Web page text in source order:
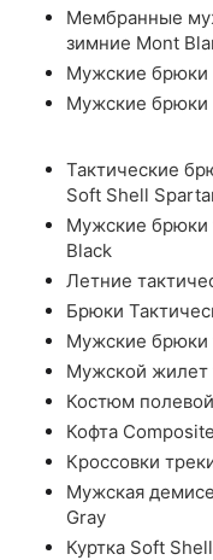
Мембранные
зимние Mont
Мужские брюки
Мужские брюки
Тактические
Soft Shell
Мужские брюки
Black
Летние
Брюки
Мужские брюки
Мужской жилет
Костюм
Кофта
Кроссовки
Мужская
Gray
Куртка Soft